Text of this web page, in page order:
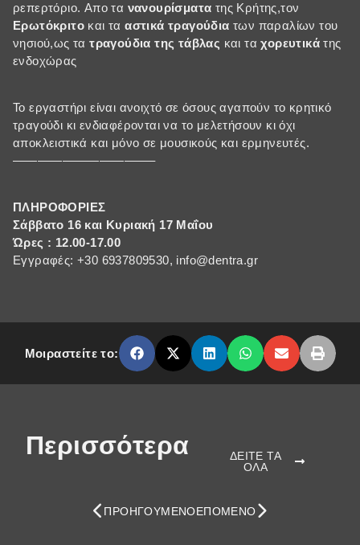
ρεπερτόριο. Απο τα νανουρίσματα της Κρήτης,τον
Ερωτόκριτο και τααστικά τραγούδια των παραλίων του
νησιού,ως τατραγούδια της τάβλας και ταχορευτικά της
ενδοχώρας
Το εργαστήρι είναι ανοιχτό σε όσους αγαπούν το κρητικό
τραγούδι κι ενδιαφέρονται να το μελετήσουν κι όχι
αποκλειστικά και μόνο σε μουσικούς και ερμηνευτές.
———————————–
ΠΛΗΡΟΦΟΡΙΕΣ
Σάββατο 16 και Κυριακή 17 Μαΐου
Ώρες : 12.00-17.00
Εγγραφές: +30 6937809530, info@dentra.gr
Μοιραστείτε το:
Περισσότερα
ΔΕΙΤΕ ΤΑ
ΟΛΑ
ΠΡΟΗΓΟΎΜΕΝΟΕΠΌΜΕΝΟ